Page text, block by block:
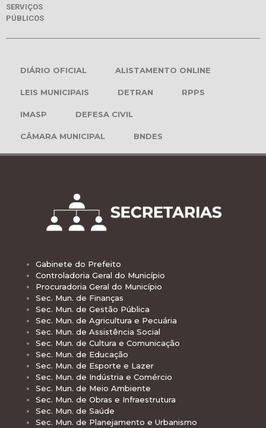
SERVIÇOS
PÚBLICOS
DIÁRIO OFICIAL ALISTAMENTO ONLINE
LEIS MUNICIPAIS DETRAN RPPS
IMASP DEFESA CIVIL
CÂMARA MUNICIPAL BNDES
Gabinete do Prefeito
Controladoria Geral do Município
Procuradoria Geral do Município
Sec. Mun. de Finanças
Sec. Mun. de Gestão Pública
Sec. Mun. de Agricultura e Pecuária
Sec. Mun. de Assistência Social
Sec. Mun. de Cultura e Comunicação
Sec. Mun. de Educação
Sec. Mun. de Esporte e Lazer
Sec. Mun. de Indústria e Comércio
Sec. Mun. de Meio Ambiente
Sec. Mun. de Obras e Infraestrutura
Sec. Mun. de Saúde
Sec. Mun. de Planejamento e Urbanismo